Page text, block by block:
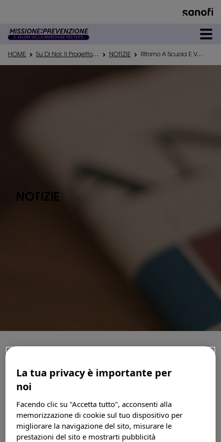
DEDICATO A
Registrati
Search
HOME Su Di Noi: Il Progetto Di Informazione Missioneprevenzione NOTIZIE Ritorno A Scuola E Vaccini: Tutte Le Iniziative
NOTIZIE
Arriva il toolbox dedicato alle vaccinazioni
a scuola dell’infanzia e dell’adolescenza:
una ‘cassetta degli attrezzi’ per gli
operatori sanitari nata dall’esperienza
della Asl di Taranto dove si registrano tassi
La tua privacy è importante per
noi
Facendo clic su "Accetta tutto", acconsenti alla
memorizzazione di cookie sul tuo dispositivo per
migliorare la navigazione del sito, misurare le
prestazioni del sito e mostrarti pubblicità